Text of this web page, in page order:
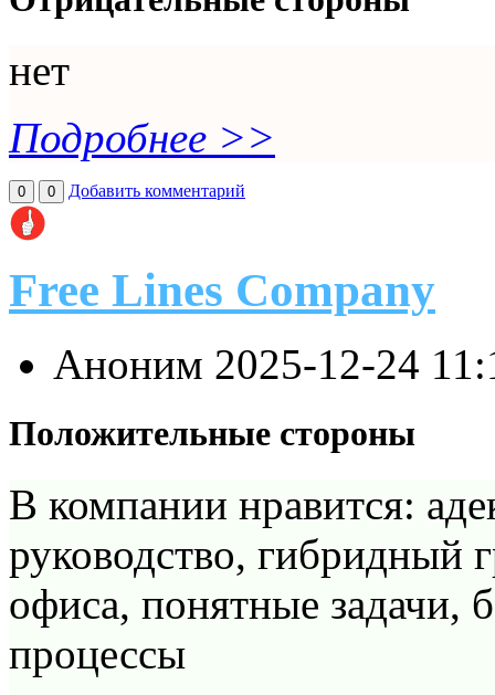
нет
Подробнее >>
0 0 Добавить комментарий
Free Lines Company
Аноним 2025-12-24
Положительные стороны
В компании нравится:
руководство, гибридный
офиса, понятные задачи,
процессы